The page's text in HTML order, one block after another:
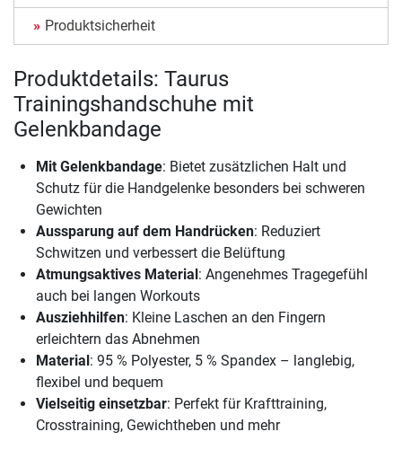
Produktsicherheit
Produktdetails: Taurus
Trainingshandschuhe mit
Gelenkbandage
Mit Gelenkbandage: Bietet zusätzlichen Halt und
Schutz für die Handgelenke besonders bei schweren
Gewichten
Aussparung auf dem Handrücken: Reduziert
Schwitzen und verbessert die Belüftung
Atmungsaktives Material : Angenehmes Tragegefühl
auch bei langen Workouts
Ausziehhilfen: Kleine Laschen an den Fingern
erleichtern das Abnehmen
Material : 95 % Polyester, 5 % Spandex – langlebig,
flexibel und bequem
Vielseitig einsetzbar: Perfekt für Krafttraining,
Crosstraining, Gewichtheben und mehr